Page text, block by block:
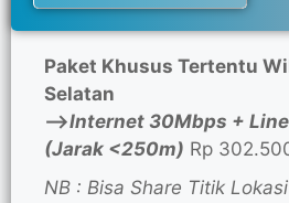
Paket Khusus Tertentu
Selatan
—>Internet 30Mbps +
(Jarak <250m) Rp
NB : Bisa Share Titik